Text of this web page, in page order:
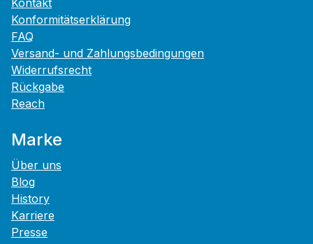
Kontakt
Konformitätserklärung
FAQ
Versand- und Zahlungsbedingungen
Widerrufsrecht
Rückgabe
Reach
Marke
Über uns
Blog
History
Karriere
Presse